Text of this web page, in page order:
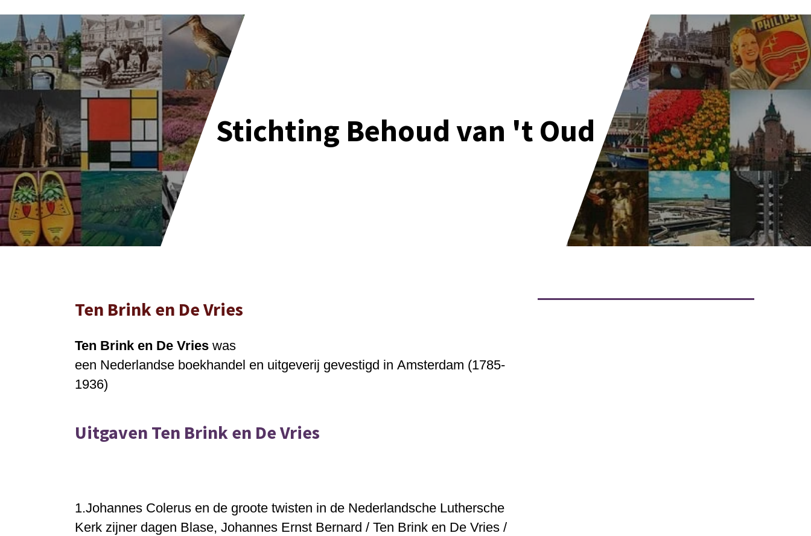
Stichting Behoud van 't Oud
Ten Brink en De Vries
Ten Brink en De Vries was
een Nederlandse boekhandel en uitgeverij gevestigd in Amsterdam (1785-
1936)
Uitgaven Ten Brink en De Vries
1.Johannes Colerus en de groote twisten in de Nederlandsche Luthersche
Kerk zijner dagen Blase, Johannes Ernst Bernard / Ten Brink en De Vries /